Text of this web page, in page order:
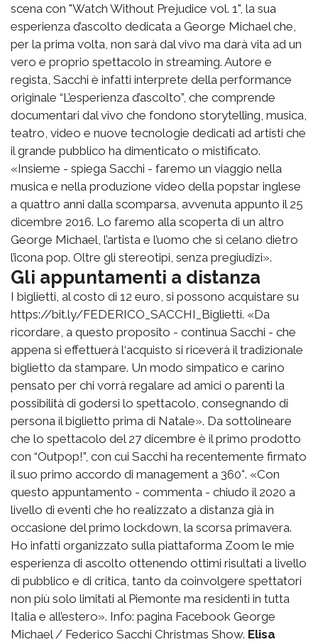
scena con "Watch Without Prejudice vol. 1", la sua
esperienza d’ascolto dedicata a George Michael che,
per la prima volta, non sarà dal vivo ma darà vita ad un
vero e proprio spettacolo in streaming. Autore e
regista, Sacchi è infatti interprete della performance
originale “L’esperienza d’ascolto”, che comprende
documentari dal vivo che fondono storytelling, musica,
teatro, video e nuove tecnologie dedicati ad artisti che
il grande pubblico ha dimenticato o mistificato.
«Insieme - spiega Sacchi - faremo un viaggio nella
musica e nella produzione video della popstar inglese
a quattro anni dalla scomparsa, avvenuta appunto il 25
dicembre 2016. Lo faremo alla scoperta di un altro
George Michael, l’artista e l’uomo che si celano dietro
l’icona pop. Oltre gli stereotipi, senza pregiudizi».
Gli appuntamenti a distanza
I biglietti, al costo di 12 euro, si possono acquistare su
https://bit.ly/FEDERICO_SACCHI_Biglietti. «Da
ricordare, a questo proposito - continua Sacchi - che
appena si effettuerà l‘acquisto si riceverà il tradizionale
biglietto da stampare. Un modo simpatico e carino
pensato per chi vorrà regalare ad amici o parenti la
possibilità di godersi lo spettacolo, consegnando di
persona il biglietto prima di Natale». Da sottolineare
che lo spettacolo del 27 dicembre è il primo prodotto
con “Outpop!”, con cui Sacchi ha recentemente firmato
il suo primo accordo di management a 360°. «Con
questo appuntamento - commenta - chiudo il 2020 a
livello di eventi che ho realizzato a distanza già in
occasione del primo lockdown, la scorsa primavera.
Ho infatti organizzato sulla piattaforma Zoom le mie
esperienza di ascolto ottenendo ottimi risultati a livello
di pubblico e di critica, tanto da coinvolgere spettatori
non più solo limitati al Piemonte ma residenti in tutta
Italia e all’estero». Info: pagina Facebook George
Michael / Federico Sacchi Christmas Show. Elisa